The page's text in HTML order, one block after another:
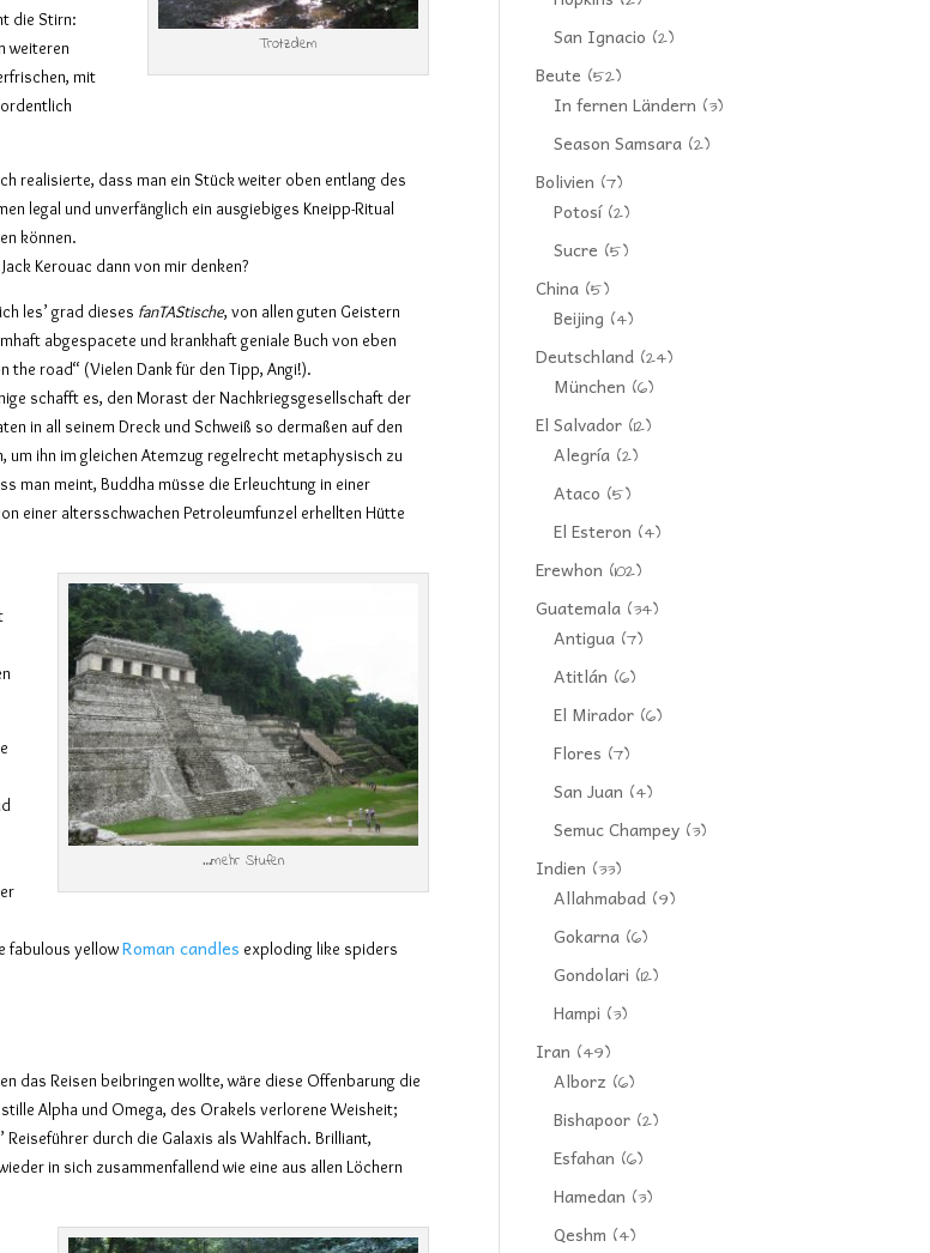
Trotzdem
die Stirn:
weiteren
mit
realisierte, dass man ein Stück weiter oben entlang des
legal und unverfänglich ein ausgiebiges Kneipp-Ritual
können.
Kerouac dann von mir denken?
les’ grad dieses fanTAStische, von allen guten Geistern
abgespacete und krankhaft geniale Buch von eben
the road“ (Vielen Dank für den Tipp, Angi!).
schafft es, den Morast der Nachkriegsgesellschaft der
in all seinem Dreck und Schweiß so dermaßen auf den
um ihn im gleichen Atemzug regelrecht metaphysisch zu
man meint, Buddha müsse die Erleuchtung in einer
einer altersschwachen Petroleumfunzel erhellten Hütte
…mehr Stufen
fabulous yellowRoman candles exploding like spiders
das Reisen beibringen wollte, wäre diese Offenbarung die
Alpha und Omega, des Orakels verlorene Weisheit;
Reiseführer durch die Galaxis als Wahlfach. Brilliant,
in sich zusammenfallend wie eine aus allen Löchern
San Ignacio (2)
Beute (52)
In fernen Ländern (3)
Season Samsara (2)
Bolivien (7)
Potosí(2)
Sucre (5)
China (5)
Beijing (4)
Deutschland (24)
München (6)
El Salvador (12)
Alegría (2)
Ataco (5)
El Esteron (4)
Erewhon (102)
Guatemala (34)
Antigua (7)
Atitlán (6)
El Mirador (6)
Flores (7)
San Juan (4)
Semuc Champey (3)
Indien (33)
Allahmabad (9)
Gokarna (6)
Gondolari (12)
Hampi (3)
Iran (49)
Alborz (6)
Bishapoor (2)
Esfahan (6)
Hamedan (3)
Qeshm (4)